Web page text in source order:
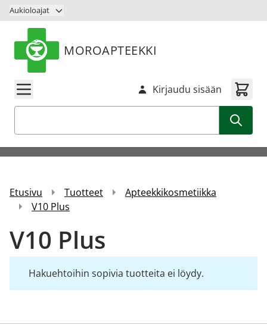
Siirry sisältöön
Aukioloajat
MOROAPTEEKKI
Kirjaudu sisään
Etusivu Tuotteet
Apteekkikosmetiikka
V10 Plus
V10 Plus
Hakuehtoihin sopivia tuotteita ei löydy.